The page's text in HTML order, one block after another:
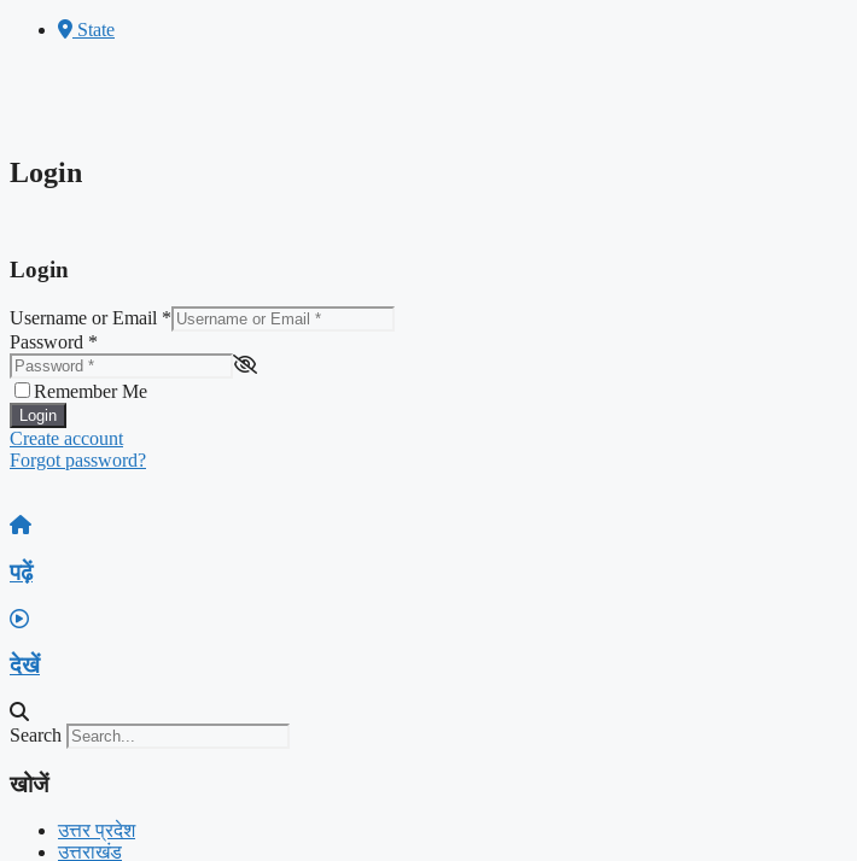
State
Login
Login
Username or Email *
Password *
Remember Me
Login
Create account
Forgot password?
पढ़ें
देखें
Search
खोजें
उत्तर प्रदेश
उत्तराखंड